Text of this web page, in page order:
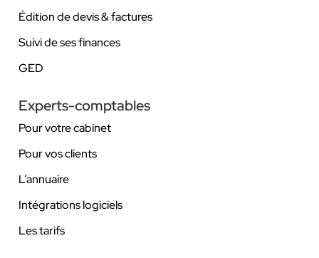
Édition de devis & factures
Suivi de ses finances
GED
Experts-comptables
Pour votre cabinet
Pour vos clients
L’annuaire
Intégrations logiciels
Les tarifs